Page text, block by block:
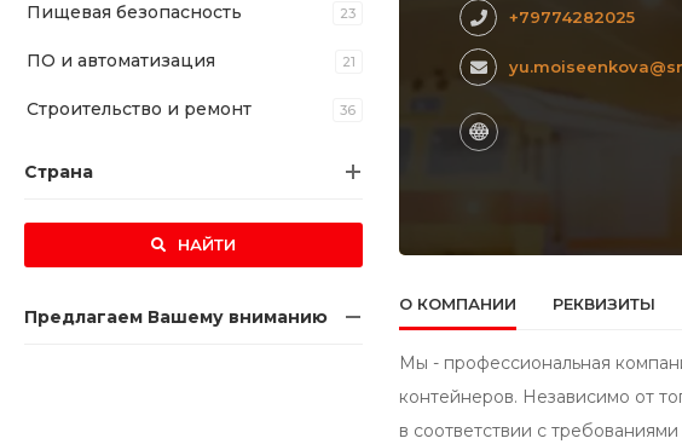
Пищевая безопасность 23
ПО и автоматизация 21
Строительство и ремонт 36
Страна
НАЙТИ
Предлагаем Вашему вниманию
+79774282025
О КОМПАНИИ РЕКВИЗИТЫ
Мы - профессиональная
контейнеров. Независимо от
в соответствии с